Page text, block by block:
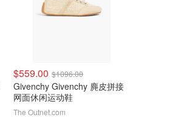
$559.00 $1096.00
Givenchy Givenchy 麂皮拼接
网面休闲运动鞋
The Outnet.com